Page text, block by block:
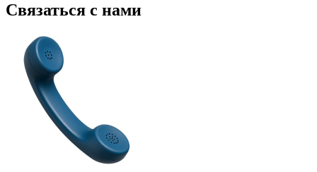
Связаться с нами